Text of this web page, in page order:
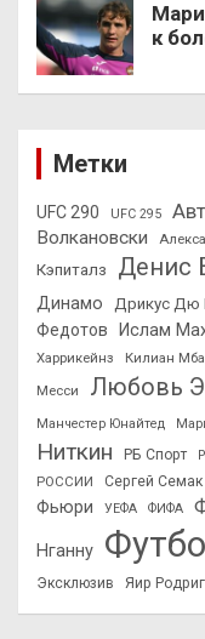
к
Метки
UFC 290 UFC 295
Волкановски
Кэпиталз
Денис
Динамо Дрикус Дю
Федотов
Ислам
Харрикейнз
Килиан
Месси
Любовь
Манчестер Юнайтед
Ниткин
РБ Спорт
РОССИИ
Сергей Семак
Фьюри
УЕФА ФИФА
Нганну
Эксклюзив Яир